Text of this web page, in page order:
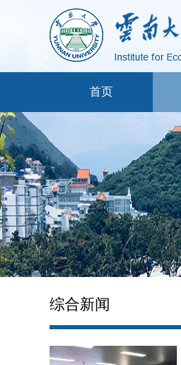
首页
综合新闻